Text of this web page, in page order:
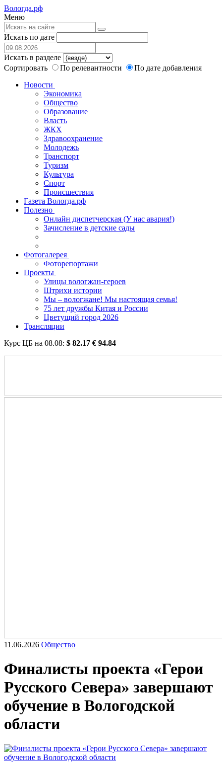
Вологда.рф
Меню
Искать по дате
Искать в разделе
Сортировать
По релевантности
По дате добавления
Новости
Экономика
Общество
Образование
Власть
ЖКХ
Здравоохранение
Молодежь
Транспорт
Туризм
Культура
Спорт
Происшествия
Газета Вологда.рф
Полезно
Онлайн диспетчерская (У нас авария!)
Зачисление в детские сады
Фотогалерея
Фоторепортажи
Проекты
Улицы вологжан-героев
Штрихи истории
Мы – вологжане! Мы настоящая семья!
75 лет дружбы Китая и России
Цветущий город 2026
Трансляции
Курс ЦБ на 08.08: $ 82.17 € 94.84
11.06.2026 Общество
Финалисты проекта «Герои
Русского Севера» завершают
обучение в Вологодской
области